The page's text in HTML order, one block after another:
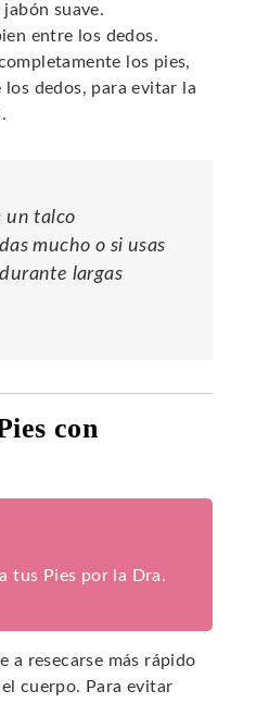
suave.
entre los dedos.
los pies,
dedos, para evitar la
un talco
mucho o si usas
largas
con
tus Pies por la Dra.
a resecarse más rápido
cuerpo. Para evitar